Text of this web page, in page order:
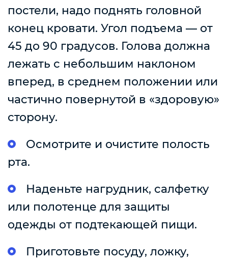
постели, надо поднять головной
конец кровати. Угол подъема — от
45 до 90 градусов. Голова должна
лежать с небольшим наклоном
вперед, в среднем положении или
частично повернутой в «здоровую»
сторону.
Осмотрите и очистите полость
рта.
Наденьте нагрудник, салфетку
или полотенце для защиты
одежды от подтекающей пищи.
Приготовьте посуду, ложку,